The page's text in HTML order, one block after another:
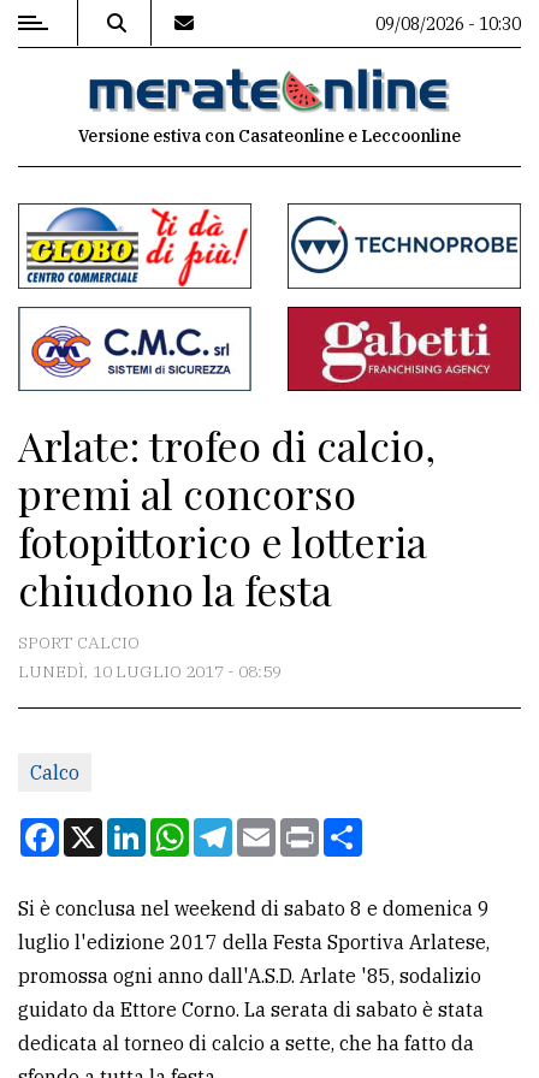
MENU
commenti
Contenuti
del
sito
Associazioni
Meteo
CONTATTI
La
redazione
Per
tua
CERCA
Cerca
per
09/08/2026 - 10:30
Versione estiva con Casateonline e Leccoonline
Arlate: trofeo di calcio,
premi al concorso
fotopittorico e lotteria
chiudono la festa
SPORT CALCIO
LUNEDÌ, 10 LUGLIO 2017 - 08:59
Calco
Facebook
X LinkedInWhatsApp
Telegram
EmailPrint
Si è conclusa nel weekend di sabato 8 e domenica 9
luglio l'edizione 2017 della Festa Sportiva Arlatese,
promossa ogni anno dall'A.S.D. Arlate '85, sodalizio
guidato da Ettore Corno. La serata di sabato è stata
dedicata al torneo di calcio a sette, che ha fatto da